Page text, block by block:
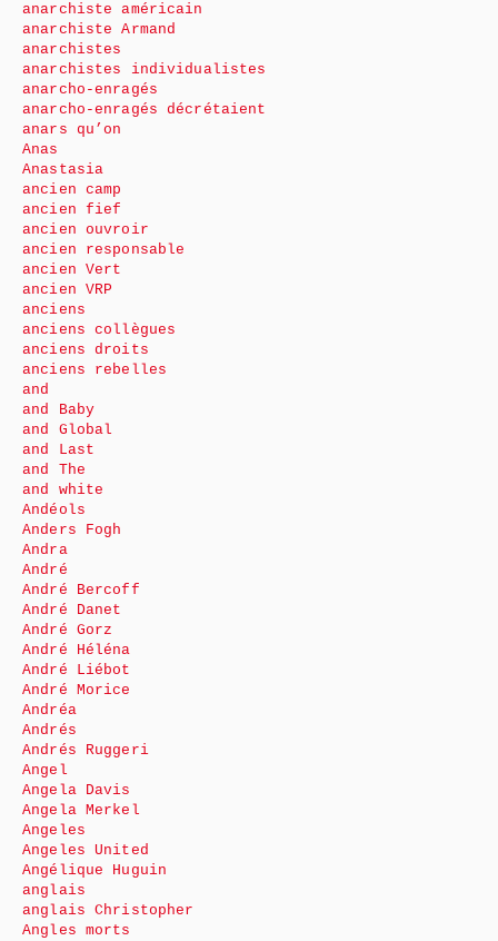
anarchiste américain
anarchiste Armand
anarchistes
anarchistes individualistes
anarcho-enragés
anarcho-enragés décrétaient
anars qu’on
Anas
Anastasia
ancien camp
ancien fief
ancien ouvroir
ancien responsable
ancien Vert
ancien VRP
anciens
anciens collègues
anciens droits
anciens rebelles
and
and Baby
and Global
and Last
and The
and white
Andéols
Anders Fogh
Andra
André
André Bercoff
André Danet
André Gorz
André Héléna
André Liébot
André Morice
Andréa
Andrés
Andrés Ruggeri
Angel
Angela Davis
Angela Merkel
Angeles
Angeles United
Angélique Huguin
anglais
anglais Christopher
Angles morts